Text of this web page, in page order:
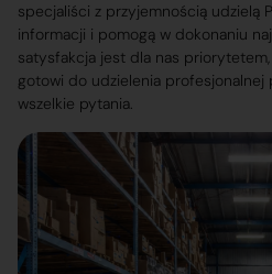
specjaliści z przyjemnością udzielą
informacji i pomogą w dokonaniu
satysfakcja jest dla nas
gotowi do udzielenia
wszelkie pytania.